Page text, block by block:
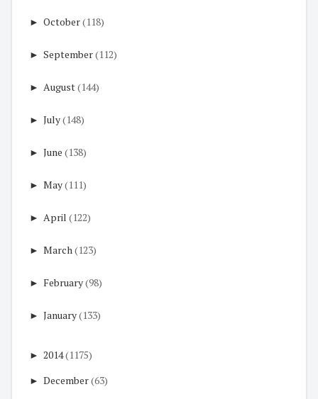
► October(118)
► September(112)
► August(144)
► July(148)
► June (138)
► May(111)
► April (122)
► March (123)
► February(98)
► January(133)
► 2014(1175)
► December(63)